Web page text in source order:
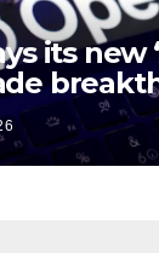
its new
problems